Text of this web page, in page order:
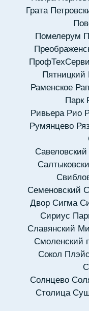
Грата
Помелерум
Пятницкий
Раменское
Парк
Ривьера Рио
Румянцево
Семеновский
Двор Сигма
Сириус
Славянский
Смоленский
Сокол Плэйс
Солнцево
Столица